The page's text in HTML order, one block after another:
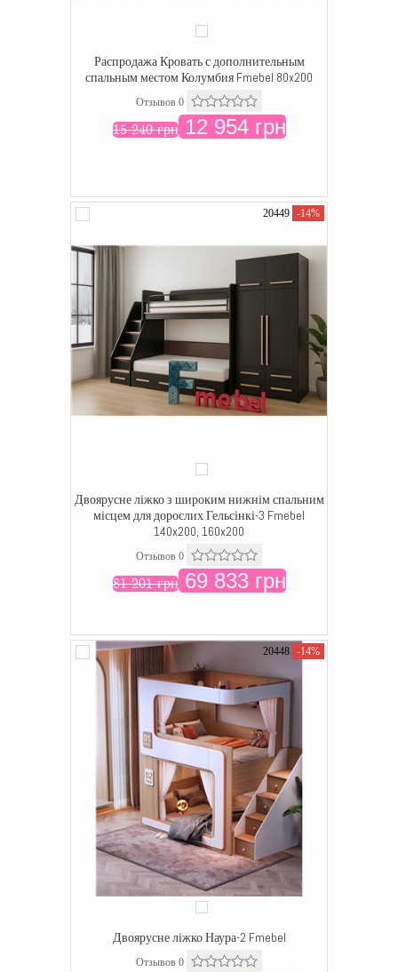
Распродажа Кровать с дополнительным
спальным местом Колумбия Fmebel 80x200
Отзывов 0
15 240 грн12 954 грн
20449 -14%
Двоярусне ліжко з широким нижнім спальним
місцем для дорослих Гельсінкі-3 Fmebel
140x200, 160x200
Отзывов 0
81 201 грн69 833 грн
20448 -14%
Двоярусне ліжко Наура-2 Fmebel
Отзывов 0